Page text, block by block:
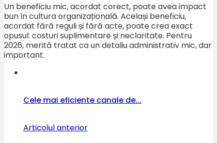
Un beneficiu mic, acordat corect, poate avea impact
bun în cultura organizațională. Același beneficiu,
acordat fără reguli și fără acte, poate crea exact
opusul: costuri suplimentare și neclaritate. Pentru
2026, merită tratat ca un detaliu administrativ mic, dar
important.
Cele mai eficiente canale de...
Articolul anterior